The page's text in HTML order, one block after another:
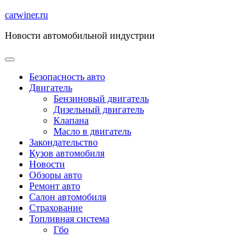
Перейти
содержимому
carwiner.ru
Новости автомобильной индустрии
Безопасность авто
Двигатель
Бензиновый двигатель
Дизельный двигатель
Клапана
Масло в двигатель
Закондательство
Кузов автомобиля
Новости
Обзоры авто
Ремонт авто
Салон автомобиля
Страхование
Топливная система
Гбо